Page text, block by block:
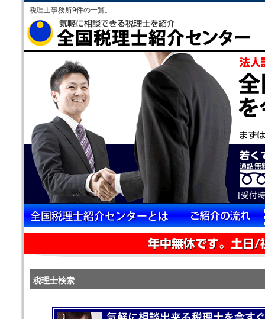
税理士事務所9件の一覧。
税理士検索